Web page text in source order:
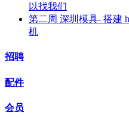
以找我们
第二周 深圳模具- 搭建
机
招聘
配件
会员